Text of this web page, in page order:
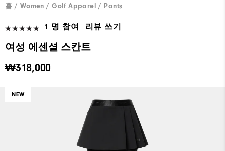
홈 Women Golf Apparel Pants
1 명 참여 리뷰 쓰기
여성 에센셜 스칸트
₩318,000
NEW